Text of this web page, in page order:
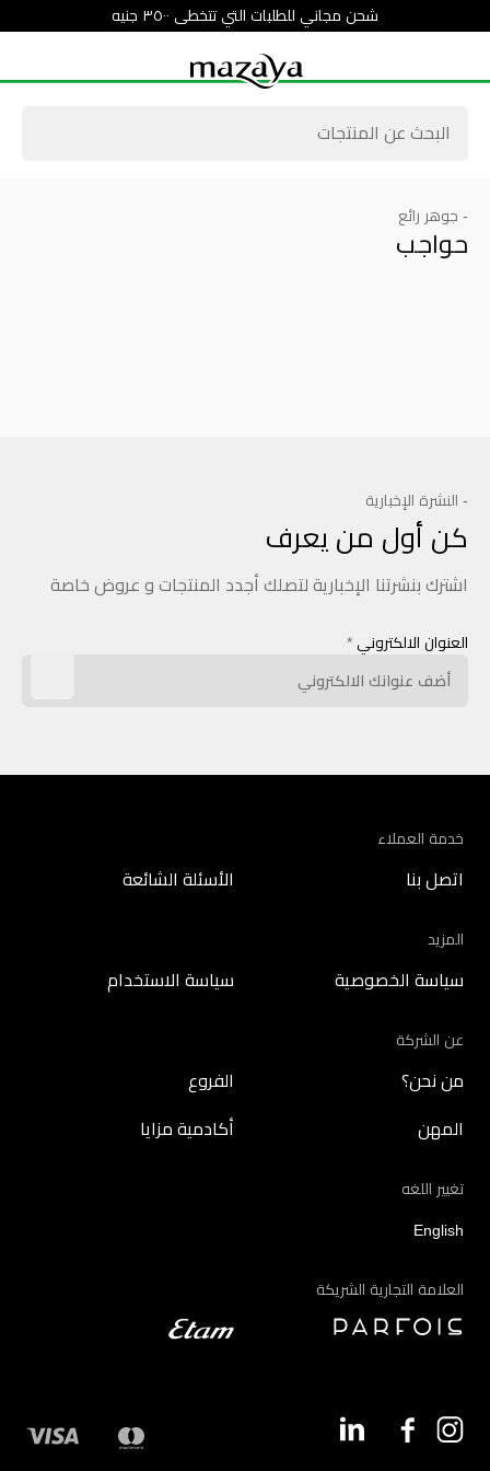
شحن مجاني للطلبات التي تتخطى ٣٥٠٠ جنيه
- جوهر رائع
حواجب
- النشرة الإخبارية
كن أول من يعرف
اشترك بنشرتنا الإخبارية لتصلك أجدد المنتجات و عروض خاصة
العنوان الالكتروني *
خدمة العملاء
اتصل بنا الأسئلة الشائعة
المزيد
سياسة الخصوصية سياسة الاستخدام
عن الشركة
من نحن؟ الفروع
المهن أكادمية مزايا
تغيير اللغه
English
العلامة التجارية الشريكة